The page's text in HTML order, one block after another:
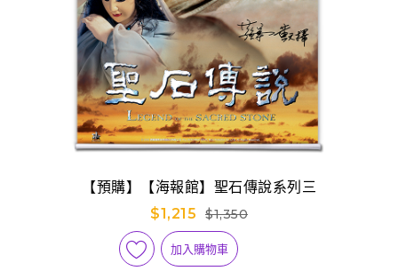
【預購】【海報館】聖石傳說系列三
$1,215
$1,350
加入購物車